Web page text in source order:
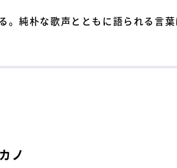
純朴な歌声とともに語られる言
ノ